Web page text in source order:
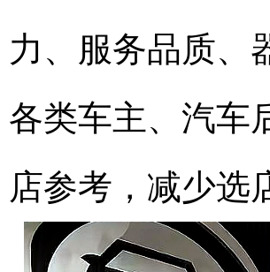
力、服务品质、
各类车主、汽车
店参考，减少选